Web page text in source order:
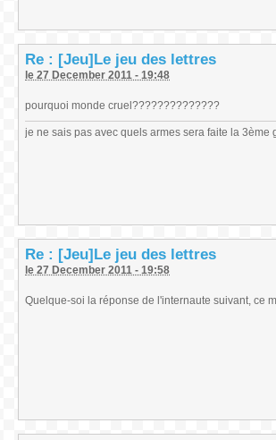
Re : [Jeu]Le jeu des lettres
le 27 December 2011 - 19:48
pourquoi monde cruel??????????????
je ne sais pas avec quels armes sera faite la
Re : [Jeu]Le jeu des lettres
le 27 December 2011 - 19:58
Quelque-soi la réponse de l'internaute suivant, ce